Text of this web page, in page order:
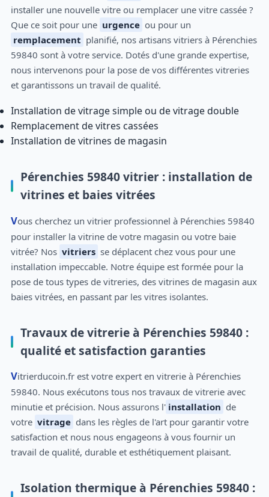
installer une nouvelle vitre ou remplacer une vitre cassée ?
Que ce soit pour une urgence ou pour un
remplacement planifié, nos artisans vitriers à Pérenchies
59840 sont à votre service. Dotés d'une grande expertise,
nous intervenons pour la pose de vos différentes vitreries
et garantissons un travail de qualité.
Installation de vitrage simple ou de vitrage double
Remplacement de vitres cassées
Installation de vitrines de magasin
Pérenchies 59840 vitrier : installation de
vitrines et baies vitrées
Vous cherchez un vitrier professionnel à Pérenchies 59840
pour installer la vitrine de votre magasin ou votre baie
vitrée? Nos vitriers se déplacent chez vous pour une
installation impeccable. Notre équipe est formée pour la
pose de tous types de vitreries, des vitrines de magasin aux
baies vitrées, en passant par les vitres isolantes.
Travaux de vitrerie à Pérenchies 59840 :
qualité et satisfaction garanties
Vitrierducoin.fr est votre expert en vitrerie à Pérenchies
59840. Nous exécutons tous nos travaux de vitrerie avec
minutie et précision. Nous assurons l' installation de
votre vitrage dans les règles de l'art pour garantir votre
satisfaction et nous nous engageons à vous fournir un
travail de qualité, durable et esthétiquement plaisant.
Isolation thermique à Pérenchies 59840 :